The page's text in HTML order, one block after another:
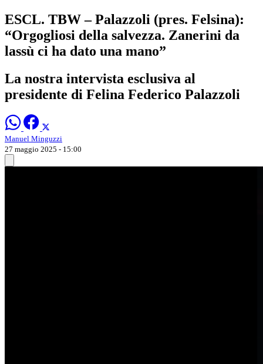
ESCL. TBW – Palazzoli (pres. Felsina):
“Orgogliosi della salvezza. Zanerini da
lassù ci ha dato una mano”
La nostra intervista esclusiva al
presidente di Felina Federico Palazzoli
Manuel Minguzzi
27 maggio 2025 - 15:00